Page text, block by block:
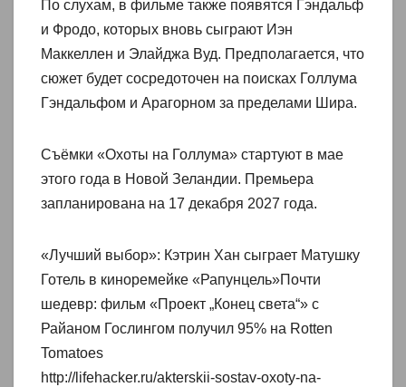
По слухам, в фильме также появятся Гэндальф
и Фродо, которых вновь сыграют Иэн
Маккеллен и Элайджа Вуд. Предполагается, что
сюжет будет сосредоточен на поисках Голлума
Гэндальфом и Арагорном за пределами Шира.
Съёмки «Охоты на Голлума» стартуют в мае
этого года в Новой Зеландии. Премьера
запланирована на 17 декабря 2027 года.
«Лучший выбор»: Кэтрин Хан сыграет Матушку
Готель в киноремейке «Рапунцель»Почти
шедевр: фильм «Проект „Конец света“» с
Райаном Гослингом получил 95% на Rotten
Tomatoes
http://lifehacker.ru/akterskii-sostav-oxoty-na-